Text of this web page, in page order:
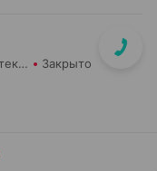
Ремедика Интерофицина Плюс ООО Аптека №4 Закрыто